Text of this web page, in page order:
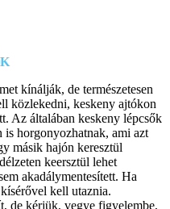
kínálják, de természetesen
közlekedni, keskeny ajtókon
Az általában keskeny lépcsők
is horgonyozhatnak, ami azt
másik hajón keresztül
keersztül lehet
akadálymentesített. Ha
kell utaznia.
de kérjük, vegye figyelembe,